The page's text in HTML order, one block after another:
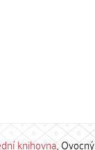
knihovna,